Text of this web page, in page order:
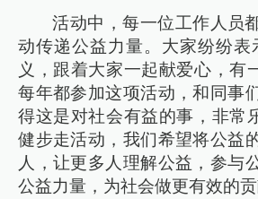
活动中，每一位工作人员
动传递公益力量。大家纷纷表
义，跟着大家一起献爱心，有
每年都参加这项活动，和同事
得这是对社会有益的事，非常
健步走活动，我们希望将公益
人，让更多人理解公益，参与
公益力量，为社会做更有效的